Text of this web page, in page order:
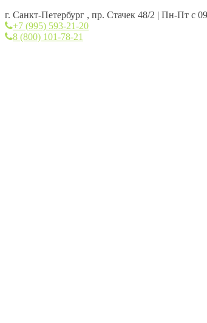
г. Санкт-Петербург , пр. Стачек 48/2 | Пн-Пт с
+7 (995) 593-21-20
8 (800) 101-78-21